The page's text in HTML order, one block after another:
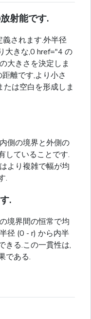
射能です.
されます.外半径
大きな,0 href="4 の
大きさを決定しま
離です,より小さ
たは空白を形成しま
側の境界と外側の
していることです.
より複雑で幅が均
.
.
境界間の恒常で均
径 (0 - r) から内半
きる.この一貫性は,
である.